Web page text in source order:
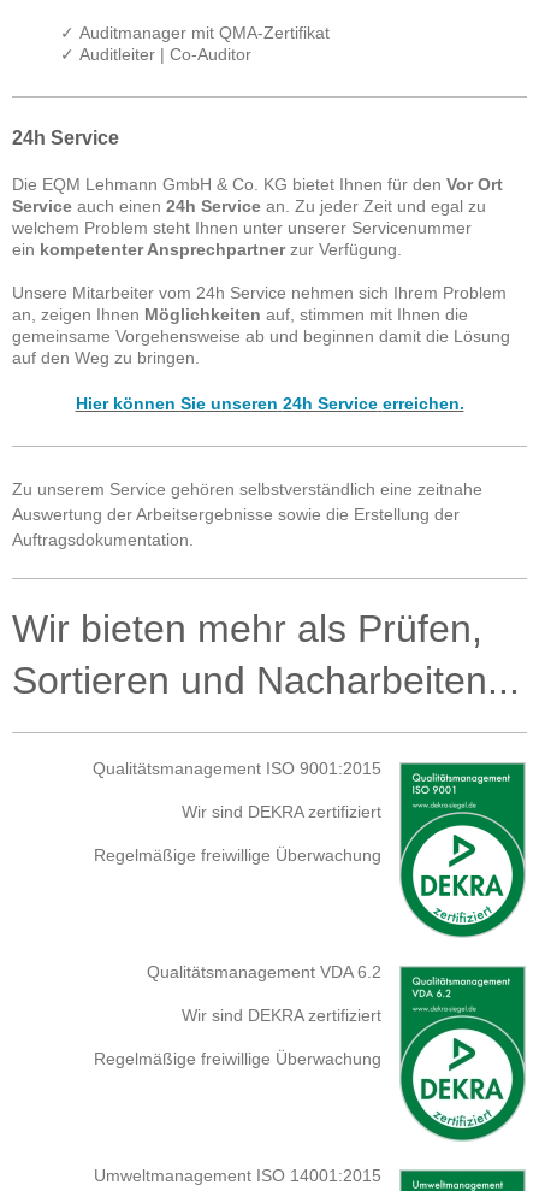
✓ Auditmanager mit QMA-Zertifikat
✓ Auditleiter | Co-Auditor
24h Service
Die EQM Lehmann GmbH & Co. KG bietet Ihnen für den Vor Ort
Service auch einen 24h Service an. Zu jeder Zeit und egal zu
welchem Problem steht Ihnen unter unserer Servicenummer
ein kompetenter Ansprechpartnerzur Verfügung.
Unsere Mitarbeiter vom 24h Service nehmen sich Ihrem Problem
an, zeigen Ihnen Möglichkeiten auf, stimmen mit Ihnen die
gemeinsame Vorgehensweise ab und beginnen damit die Lösung
auf den Weg zu bringen.
Hier können Sie unseren 24h Service erreichen.
Zu unserem Service gehören selbstverständlich eine zeitnahe
Auswertung der Arbeitsergebnisse sowie die Erstellung der
Auftragsdokumentation.
Wir bieten mehr als Prüfen,
Sortieren und Nacharbeiten...
Qualitätsmanagement ISO 9001:2015
Wir sind DEKRA zertifiziert
Regelmäßige freiwillige Überwachung
Qualitätsmanagement VDA 6.2
Wir sind DEKRA zertifiziert
Regelmäßige freiwillige Überwachung
Umweltmanagement ISO 14001:2015